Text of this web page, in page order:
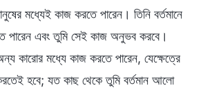
মধ্যেই কাজ করতে পারেন। তিনি বর্তমানে
পারেন এবং তুমি সেই কাজ অনুভব করবে।
কারোর মধ্যে কাজ করতে পারেন, যেক্ষেত্রে
হবে; যত কাছ থেকে তুমি বর্তমান আলো